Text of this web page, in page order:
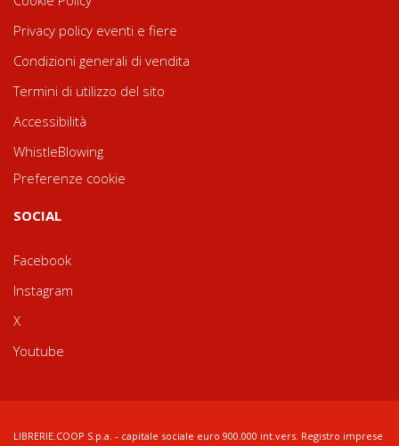
Privacy policy eventi e fiere
Condizioni generali di vendita
Termini di utilizzo del sito
Accessibilità
WhistleBlowing
Preferenze cookie
SOCIAL
Facebook
Instagram
X
Youtube
LIBRERIE.COOP S.p.a. - capitale sociale euro 900.000 int.vers. Registro imprese